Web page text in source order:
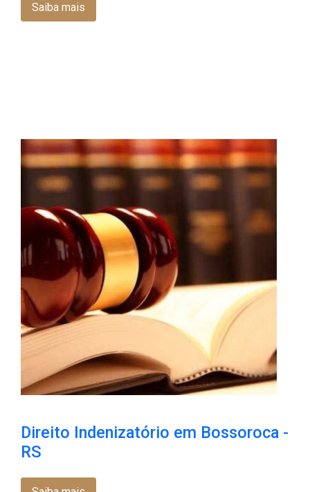
Saiba mais
Direito Indenizatório em Bossoroca​ -
RS